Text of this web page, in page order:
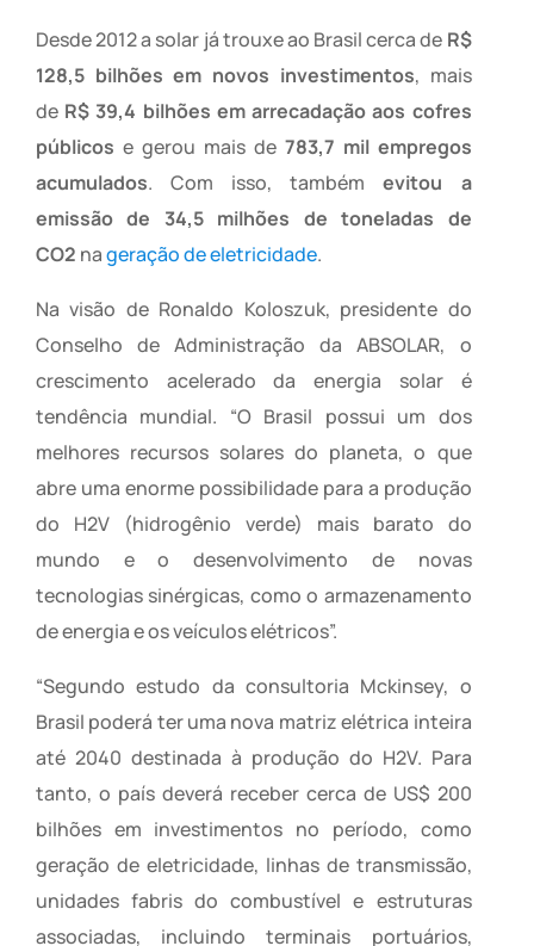
Desde 2012 a solar já trouxe ao Brasil cerca de R$
128,5 bilhões em novos investimentos, mais
de R$ 39,4 bilhões em arrecadação aos cofres
públicos e gerou mais de 783,7 mil empregos
acumulados. Com isso, tambémevitou a
emissão de 34,5 milhões de toneladas de
CO2 nageração de eletricidade.
Na visão de Ronaldo Koloszuk, presidente do
Conselho de Administração da ABSOLAR, o
crescimento acelerado da energia solar é
tendência mundial. “O Brasil possui um dos
melhores recursos solares do planeta, o que
abre uma enorme possibilidade para a produção
do H2V (hidrogênio verde) mais barato do
mundo e o desenvolvimento de novas
tecnologias sinérgicas, como o armazenamento
de energia e os veículos elétricos”.
“Segundo estudo da consultoria Mckinsey, o
Brasil poderá ter uma nova matriz elétrica inteira
até 2040 destinada à produção do H2V. Para
tanto, o país deverá receber cerca de US$ 200
bilhões em investimentos no período, como
geração de eletricidade, linhas de transmissão,
unidades fabris do combustível e estruturas
associadas, incluindo terminais portuários,